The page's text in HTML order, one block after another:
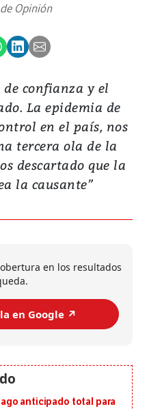
Opinión
de confianza y el
La epidemia de
en el país, nos
tercera ola de la
descartado que la
la causante”
en los resultados
en Google ↗️
anticipado total para